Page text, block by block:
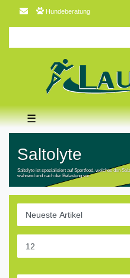
Hundeberatung
☰
Saltolyte
Saltolyte ist spezialisiert auf Sportfood, welches den
während und nach der Belastung vor.